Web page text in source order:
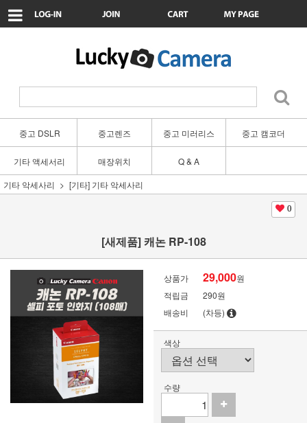
중고 DSLR 중고렌즈 중고 미러리스 중고 캠코더
기타 액세서리 매장위치
Q & A
기타 악세사리
[기타] 기타 악세사리
0
[새제품] 캐논 RP-108
상품가 29,000원
적립금
290원
배송비
(차등)
색상
수량